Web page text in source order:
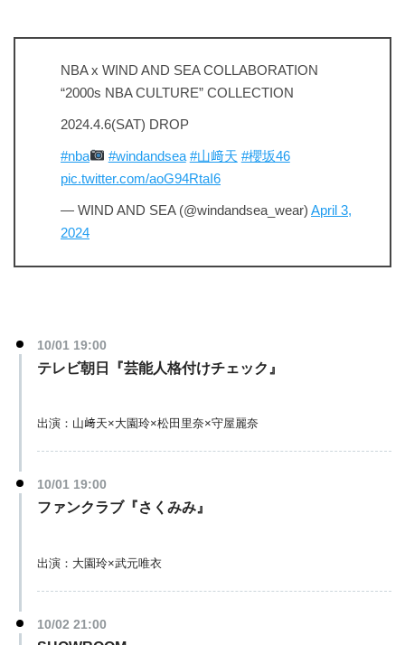
NBA x WIND AND SEA COLLABORATION
“2000s NBA CULTURE” COLLECTION
2024.4.6(SAT) DROP
#nba #windandsea #山﨑天 #櫻坂46
pic.twitter.com/aoG94RtaI6
— WIND AND SEA (@windandsea_wear) April 3,
2024
10/01 19:00
テレビ朝日『芸能人格付けチェック』
出演：山﨑天×大園玲×松田里奈×守屋麗奈
10/01 19:00
ファンクラブ『さくみみ』
出演：大園玲×武元唯衣
10/02 21:00